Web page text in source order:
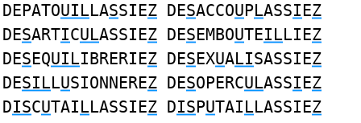
DEPATOUILLASSIEZ DESACCOUPLASSIEZ
DESARTICULASSIEZ DESEMBOUTEILLIEZ
DESEQUILIBRERIEZ DESEXUALISASSIEZ
DESILLUSIONNEREZ DESOPERCULASSIEZ
DISCUTAILLASSIEZ DISPUTAILLASSIEZ